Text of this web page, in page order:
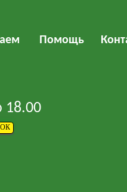
Помощь
18.00